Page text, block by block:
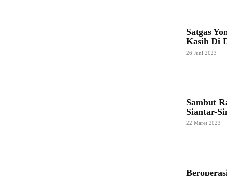
Satgas
Kasih Di
26 Juni 2023
Sambut
Siantar-
22 Maret 2023